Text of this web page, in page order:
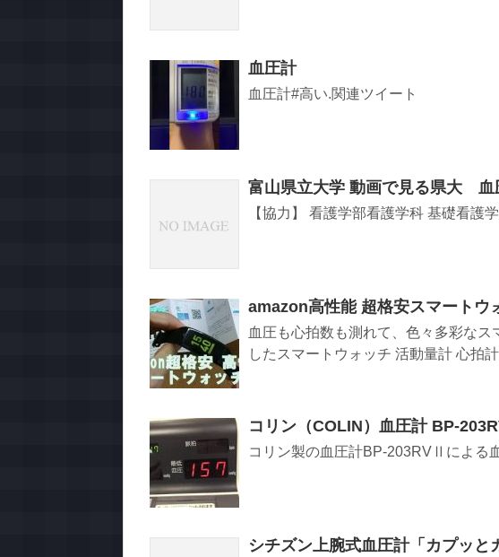
血圧計
血圧計#高い.関連ツイート
富山県立大学 動画で見る県大 血
【協力】 看護学部看護学科 基礎看護
amazon高性能 超格安スマートウ
血圧も心拍数も測れて、色々多彩な
したスマートウォッチ 活動量計 心拍
コリン（COLIN）血圧計 BP-
コリン製の血圧計BP-203RVⅡによる
シチズン上腕式血圧計「カプッと